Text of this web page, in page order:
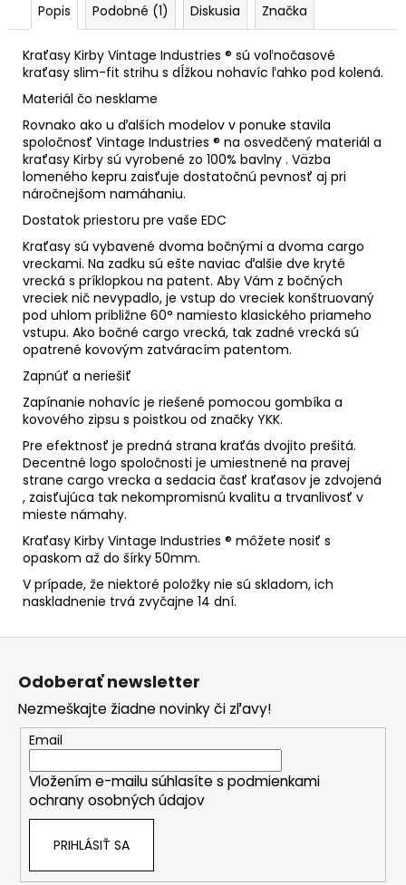
Popis Podobné (1) Diskusia Značka
Kraťasy Kirby Vintage Industries ® sú voľnočasové
kraťasy slim-fit strihu s dĺžkou nohavíc ľahko pod kolená.
Materiál čo nesklame
Rovnako ako u ďalších modelov v ponuke stavila
spoločnosť Vintage Industries ® na osvedčený materiál a
kraťasy Kirby sú vyrobené zo 100% bavlny . Väzba
lomeného kepru zaisťuje dostatočnú pevnosť aj pri
náročnejšom namáhaniu.
Dostatok priestoru pre vaše EDC
Kraťasy sú vybavené dvoma bočnými a dvoma cargo
vreckami. Na zadku sú ešte naviac ďalšie dve kryté
vrecká s príklopkou na patent. Aby Vám z bočných
vreciek nič nevypadlo, je vstup do vreciek konštruovaný
pod uhlom približne 60° namiesto klasického priameho
vstupu. Ako bočné cargo vrecká, tak zadné vrecká sú
opatrené kovovým zatváracím patentom.
Zapnúť a neriešiť
Zapínanie nohavíc je riešené pomocou gombíka a
kovového zipsu s poistkou od značky YKK.
Pre efektnosť je predná strana kraťás dvojito prešitá.
Decentné logo spoločnosti je umiestnené na pravej
strane cargo vrecka a sedacia časť kraťasov je zdvojená
, zaisťujúca tak nekompromisnú kvalitu a trvanlivosť v
mieste námahy.
Kraťasy Kirby Vintage Industries ® môžete nosiť s
opaskom až do šírky 50mm.
V prípade, že niektoré položky nie sú skladom, ich
naskladnenie trvá zvyčajne 14 dní.
Z
Odoberať newsletter
Nezmeškajte žiadne novinky či zľavy!
Email
Vložením e-mailu súhlasíte s podmienkami
ochrany osobných údajov
PRIHLÁSIŤ SA